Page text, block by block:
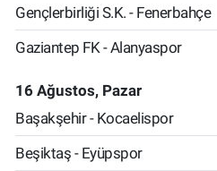
Gençlerbirliği S.K. - Fenerbahçe
Gaziantep FK - Alanyaspor
16 Ağustos, Pazar
Başakşehir - Kocaelispor
Beşiktaş - Eyüpspor